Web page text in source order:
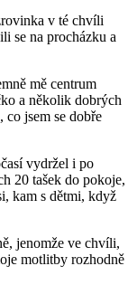
v té chvíli
se na procházku a
mě centrum
a několik dobrých
jsem se dobře
vydržel i po
20 tašek do pokoje,
kam s dětmi, když
jenomže ve chvíli,
motlitby rozhodně